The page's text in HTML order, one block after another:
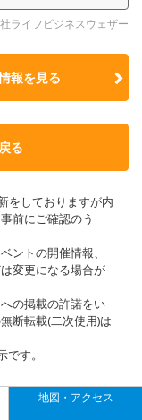
ライフビジネスウェザー
報を見る
る
をしておりますが内
前にご確認のう
ントの開催情報、
変更になる場合が
の掲載の許諾をい
断転載(二次使用)は
す。
地図・アクセス